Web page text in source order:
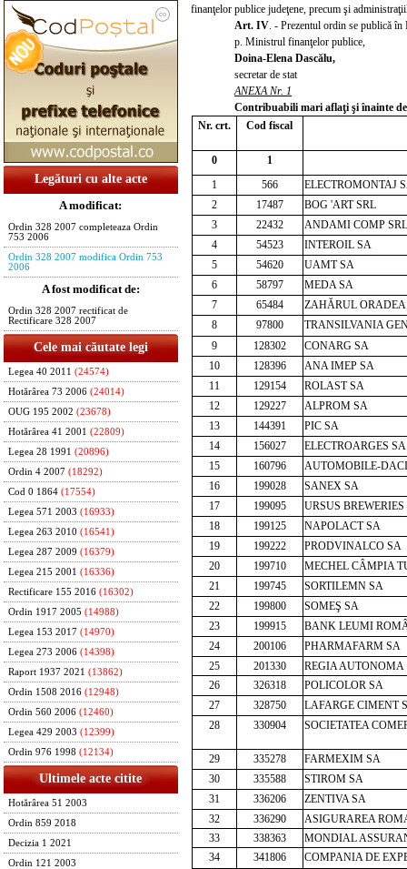
Legături cu alte acte
A modificat:
Ordin 328 2007 completeaza Ordin
753 2006
Ordin 328 2007 modifica Ordin 753
2006
A fost modificat de:
Ordin 328 2007 rectificat de
Rectificare 328 2007
Cele mai căutate legi
Legea 40 2011 (24574)
Hotărârea 73 2006 (24014)
OUG 195 2002 (23678)
Hotărârea 41 2001 (22809)
Legea 28 1991 (20896)
Ordin 4 2007 (18292)
Cod 0 1864 (17554)
Legea 571 2003 (16933)
Legea 263 2010 (16541)
Legea 287 2009 (16379)
Legea 215 2001 (16336)
Rectificare 155 2016 (16302)
Ordin 1917 2005 (14988)
Legea 153 2017 (14970)
Legea 273 2006 (14398)
Raport 1937 2021 (13862)
Ordin 1508 2016 (12948)
Ordin 560 2006 (12460)
Legea 429 2003 (12399)
Ordin 976 1998 (12134)
Ultimele acte citite
Hotărârea 51 2003
Ordin 859 2018
Decizia 1 2021
Ordin 121 2003
finanţelor publice judeţene, precum şi
Art. IV - Prezentul ordin se publică
p. Ministrul finanţelor publice,
Doina-Elena Dascălu,
secretar de stat
ANEXA Nr. 1
Contribuabili mari aflaţi şi înainte
Nr. crt.
Cod fiscal
0
1
1
566
ELECTROMONTAJ
2
17487
BOG 'ART SRL
3
22432
ANDAMI COMP SRL
4
54523
INTEROIL SA
5
54620
UAMT SA
6
58797
MEDA SA
7
65484
ZAHĂRUL ORADEA
8
97800
TRANSILVANIA
9
128302
CONARG SA
10
128396
ANA IMEP SA
11
129154
ROLAST SA
12
129227
ALPROM SA
13
144391
PIC SA
14
156027
ELECTROARGES SA
15
160796
AUTOMOBILE-
16
199028
SANEX SA
17
199095
URSUS
18
199125
NAPOLACT SA
19
199222
PRODVINALCO SA
20
199710
MECHEL CÂMPIA
21
199745
SORTILEMN SA
22
199800
SOMEŞ SA
23
199915
BANK LEUMI
24
200106
PHARMAFARM SA
25
201330
REGIA
26
326318
POLICOLOR SA
27
328750
LAFARGE CIMENT
28
330904 SOCIETATEA
29 335278
FARMEXIM SA
30
335588
STIROM SA
31
336206
ZENTIVA SA
32
336290
ASIGURAREA
33
338363
MONDIAL
34
341806
COMPANIA DE